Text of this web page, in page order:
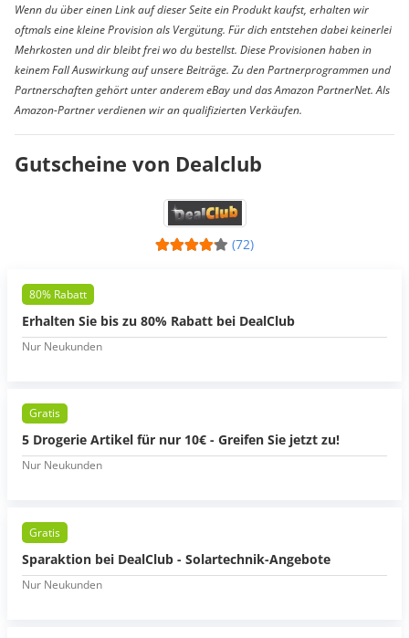
Wenn du über einen Link auf dieser Seite ein Produkt kaufst, erhalten wir
oftmals eine kleine Provision als Vergütung. Für dich entstehen dabei keinerlei
Mehrkosten und dir bleibt frei wo du bestellst. Diese Provisionen haben in
keinem Fall Auswirkung auf unsere Beiträge. Zu den Partnerprogrammen und
Partnerschaften gehört unter anderem eBay und das Amazon PartnerNet. Als
Amazon-Partner verdienen wir an qualifizierten Verkäufen.
Gutscheine von Dealclub
(72)
80% Rabatt
Erhalten Sie bis zu 80% Rabatt bei DealClub
Nur Neukunden
Gratis
5 Drogerie Artikel für nur 10€ - Greifen Sie jetzt zu!
Nur Neukunden
Gratis
Sparaktion bei DealClub - Solartechnik-Angebote
Nur Neukunden